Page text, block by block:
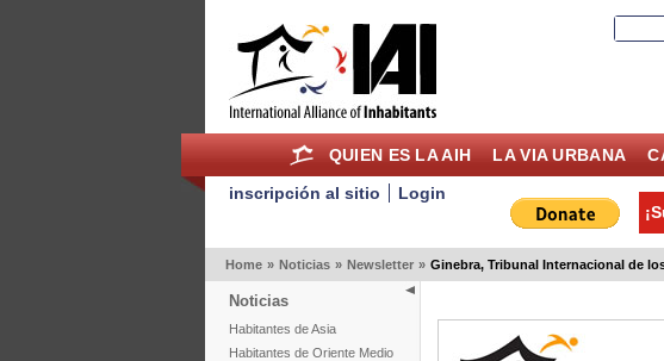
QUIEN ES LA AIH LA VIA URBANA
inscripción al sitio
Login
Home » Noticias » Newsletter » Ginebra, Tribunal Internacional de
Noticias
Habitantes de Asia
Habitantes de Oriente Medio